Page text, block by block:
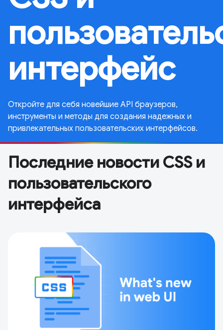
интерфейс
Откройте для себя новейшие API браузеров,
инструменты и методы для создания надежных и
привлекательных пользовательских интерфейсов.
Последние новости CSS и
пользовательского
интерфейса